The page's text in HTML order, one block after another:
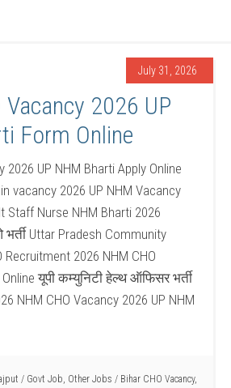
July 31, 2026
Vacancy 2026 UP
Form Online
2026 UP NHM Bharti Apply Online
vacancy 2026 UP NHM Vacancy
Staff Nurse NHM Bharti 2026
Uttar Pradesh Community
Recruitment 2026 NHM CHO
यूपी कम्युनिटी हेल्थ ऑफिसर भर्ती
NHM CHO Vacancy 2026 UP NHM
/ Govt Job, Other Jobs / Bihar CHO Vacancy,